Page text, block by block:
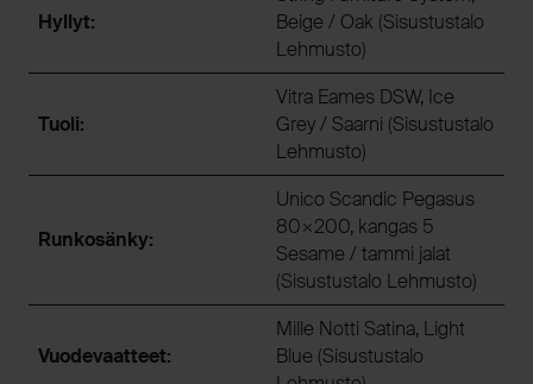
Hyllyt:
Beige / Oak (Sisustustalo
Lehmusto)
Tuoli:
Vitra Eames DSW, Ice
Grey / Saarni (Sisustustalo
Lehmusto)
Runkosänky:
Unico Scandic Pegasus
80×200, kangas 5
Sesame / tammi jalat
(Sisustustalo Lehmusto)
Vuodevaatteet:
Mille Notti Satina, Light
Blue (Sisustustalo